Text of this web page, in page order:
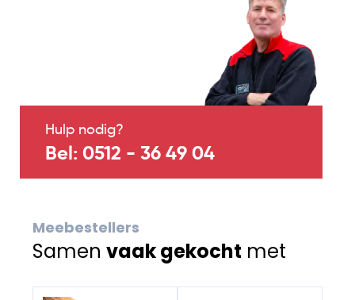
Hulp nodig?
Bel: 0512 - 36 49 04
Meebestellers
Samen vaak gekocht met
Navigating through the elements of the carousel is
Press to skip carousel
Press to go to carousel navigation